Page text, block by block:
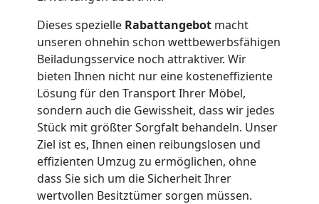
Dieses spezielle Rabattangebot macht
unseren ohnehin schon wettbewerbsfähigen
Beiladungsservice noch attraktiver. Wir
bieten Ihnen nicht nur eine kosteneffiziente
Lösung für den Transport Ihrer Möbel,
sondern auch die Gewissheit, dass wir jedes
Stück mit größter Sorgfalt behandeln. Unser
Ziel ist es, Ihnen einen reibungslosen und
effizienten Umzug zu ermöglichen, ohne
dass Sie sich um die Sicherheit Ihrer
wertvollen Besitztümer sorgen müssen.
Leonding
Qualitäts-
Umzüge
Leonding
Vereinsumzug